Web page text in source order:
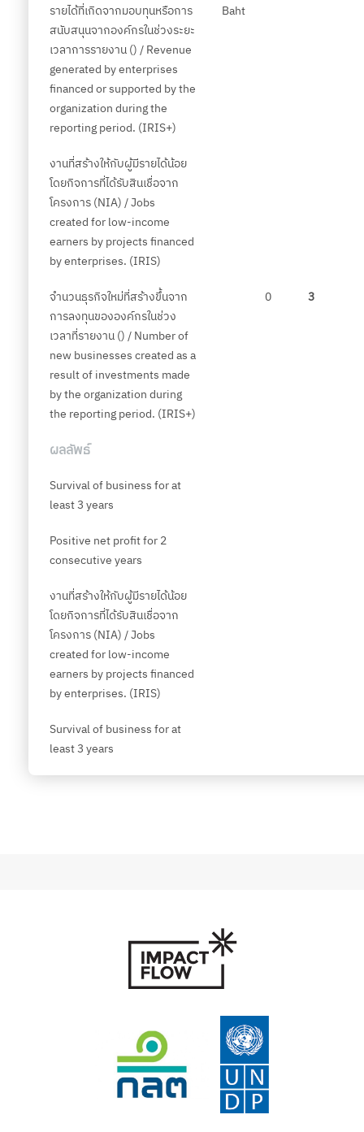
รายได้ที่เกิดจากมอบทุนหรือการ
สนับสนุนจากองค์กรในช่วงระยะ
เวลาการรายงาน () / Revenue
generated by enterprises
financed or supported by the
organization during the
reporting period. (IRIS+)
Baht
งานที่สร้างให้กับผู้มีรายได้น้อย
โดยกิจการที่ได้รับสินเชื่อจาก
โครงการ (NIA) / Jobs
created for low-income
earners by projects financed
by enterprises. (IRIS)
จำนวนธุรกิจใหม่ที่สร้างขึ้นจาก
การลงทุนขององค์กรในช่วง
เวลาที่รายงาน () / Number of
new businesses created as a
result of investments made
by the organization during
the reporting period. (IRIS+)
0 3
ผลลัพธ์
Survival of business for at
least 3 years
Positive net profit for 2
consecutive years
งานที่สร้างให้กับผู้มีรายได้น้อย
โดยกิจการที่ได้รับสินเชื่อจาก
โครงการ (NIA) / Jobs
created for low-income
earners by projects financed
by enterprises. (IRIS)
Survival of business for at
least 3 years